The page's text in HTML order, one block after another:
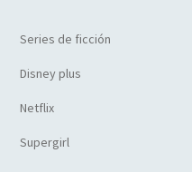
Series de ficción
Disney plus
Netflix
Supergirl